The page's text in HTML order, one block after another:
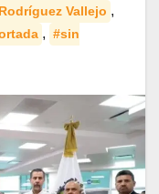
Vallejo ,
, #sin